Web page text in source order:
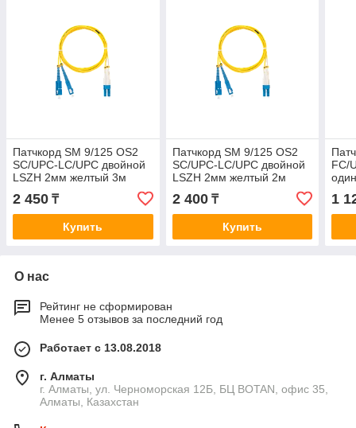
Патчкорд SM 9/125 OS2
SC/UPC-LC/UPC двойной
LSZH 2мм желтый 3м
2 450 ₸
Купить
Патчкорд SM 9/125 OS2
SC/UPC-LC/UPC двойной
LSZH 2мм желтый 2м
2 400₸
Купить
FC/
1
О нас
Рейтинг не сформирован
Менее 5 отзывов за последний год
Работает с 13.08.2018
г. Алматы
г. Алматы, ул. Черноморская 12Б, БЦ BOTAN, офис 35,
Алматы, Казахстан